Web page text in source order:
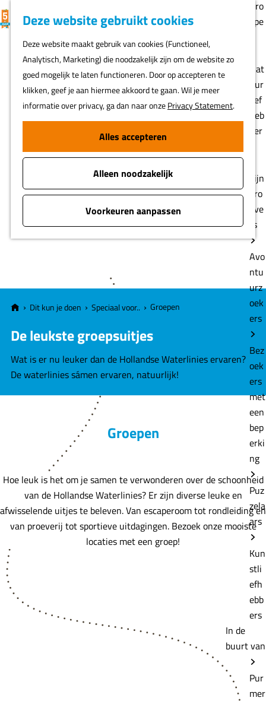
Deze website gebruikt cookies
Deze website maakt gebruik van cookies (Functioneel,
Analytisch, Marketing) die noodzakelijk zijn om de website zo
goed mogelijk te laten functioneren. Door op accepteren te
klikken, geef je aan hiermee akkoord te gaan. Wil je meer
informatie over privacy, ga dan naar onzePrivacy Statement.
Alles accepteren
Alleen noodzakelijk
Voorkeuren aanpassen
F
v
o
r
i
e
t
e
n
K
a
r
t
Z
e
k
e
n
MENU
Gro
epe
Nat
uur
lief
heb
ber
Fijn
pro
eve
rs
Avo
ntu
urz
oek
ers
Bez
oek
ers
met
een
bep
erki
ng
Puz
zela
ars
Kun
stli
efh
ebb
ers
In de
buurt van
Pur
mer
Dit kun je doen Speciaal voor.. Groepen
De leukste groepsuitjes
Wat is er nu leuker dan de Hollandse Waterlinies ervaren?
De waterlinies sámen ervaren, natuurlijk!
Groepen
Hoe leuk is het om je samen te verwonderen over de schoonheid
van de Hollandse Waterlinies? Er zijn diverse leuke en
afwisselende uitjes te beleven. Van escaperoom tot rondleiding en
van proeverij tot sportieve uitdagingen. Bezoek onze mooiste
locaties met een groep!